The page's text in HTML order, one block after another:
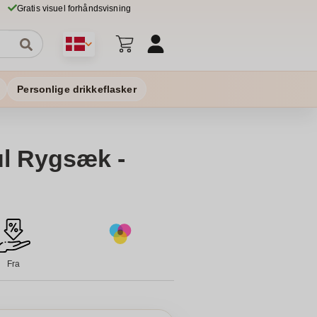
Gratis visuel forhåndsvisning
Personlige drikkeflasker
Rygsæk -
Fra